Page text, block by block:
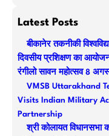
a
h
Latest Posts
बीकानेर तकनीकी
दिवसीय प्रशिक्षण का आयोजन
रंगीलो सावन महोत्सव 8
VMSB Uttarakhand
Visits Indian Military
Partnership
श्री कोलायत विधानसभा